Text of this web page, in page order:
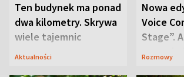
Ten budynek ma ponad
dwa kilometry. Skrywa
wiele tajemnic
Aktualności
Nowa
Voice
Stage”.
zapowiada
Rozmowy